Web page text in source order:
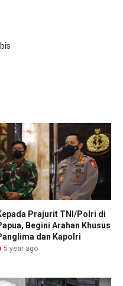
Prajurit TNI/Polri di
Begini Arahan Khusus
dan Kapolri
5 year ago